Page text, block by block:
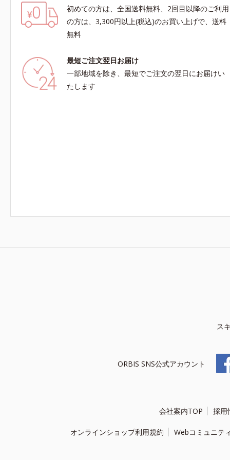
初めての方は、全国送料無料、2回目以降のご利用
の方は、3,300円以上(税込)のお買い上げで、送料
無料
最短ご注文翌日お届け
一部地域を除き、最短でご注文の翌日にお届けい
たします
ス
ORBIS SNS公式アカウント
会社案内TOP 採用
オンラインショップ利用規約 Webコミュニテ